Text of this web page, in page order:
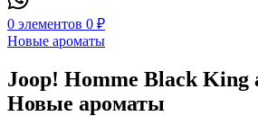
0 элементов 0 ₽
Новые ароматы
Joop! Homme Black King
Новые ароматы